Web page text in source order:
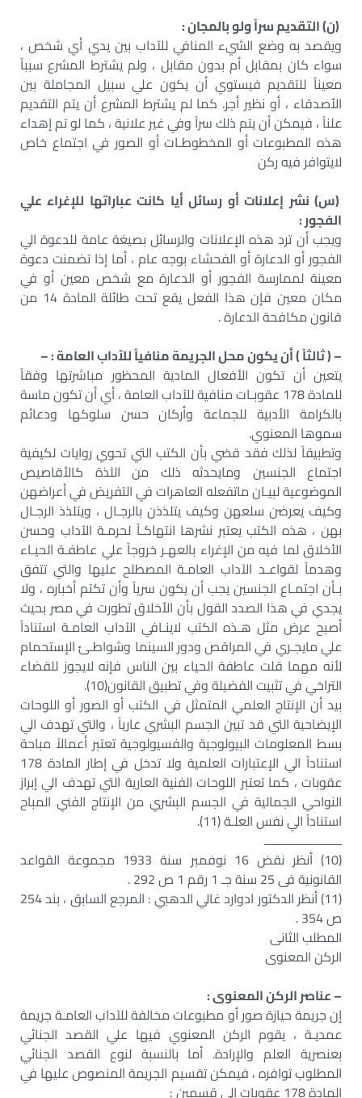
(ن) التقديم سراً ولو بالمجان :
ويقصد به وضع الشيء المنافي للآداب بين يدي أي شخص ،
سواء كان بمقابل أم بدون مقابل ، ولم يشترط المشرع سبباً
معيناً للتقديم فيستوي أن يكون علي سبيل المجاملة بين
الأصدقاء ، أو نظير أجر. كما لم يشترط المشرع أن يتم التقديم
علناً ، فيمكن أن يتم ذلك سراً وفي غير علانية ، كما لو تم إهداء
هذه المطبوعات أو المخطوطـات أو الصور في اجتماع خاص
لايتوافر فيه ركن
(س) نشر إعلانات أو رسائل أيا كانت عباراتها للإغراء علي
الفجور :
ويجب أن ترد هذه الإعلانات والرسائل بصيغة عامة للدعوة الي
الفجور أو الدعارة أو الفحشاء بوجه عام ، أما إذا تضمنت دعوة
معينة لممارسة الفجور أو الدعارة مع شخص معين أو في
مكان معين فإن هذا الفعل يقع تحت طائلة المادة 14 من
قانون مكافحة الدعارة .
– ( ثالثاً ) أن يكون محل الجريمة منافياً للآداب العامة : –
يتعين أن تكون الأفعال المادية المحظور مباشرتها وفقاً
للمادة 178 عقوبـات منافية للآداب العامة ، أي أن تكون ماسة
بالكرامة الأدبية للجماعة وأركان حسن سلوكها ودعائم
سموها المعنوي.
وتطبيقاً لذلك فقد قضي بأن الكتب التي تحوي روايات لكيفية
اجتماع الجنسين ومايحدثه ذلك من اللذة كالأقاصيص
الموضوعية لبيـان ماتفعله العاهرات في التفريض في أعراضهن
وكيف يعرضن سلعهن وكيف يتلذذن بالرجـال ، ويتلذذ الرجـال
بهن ، هذه الكتب يعتبر نشرها انتهاكـاً لحرمـة الآداب وحسن
الأخلاق لما فيه من الإغراء بالعهـر خروجاً علي عاطفـة الحيـاء
وهدماً لقواعـد الآداب العامـة المصطلح عليها والتي تتفق
بـأن اجتمـاع الجنسين يجب أن يكون سرياً وأن تكتم أخباره ، ولا
يجدي في هذا الصدد القول بأن الأخلاق تطورت في مصر بحيث
أصبح عرض مثل هـذه الكتب لاينـافي الآداب العامـة استناداً
علي مايجـري في المراقص ودور السينما وشواطـئ الإستحمام
لأنه مهما قلت عاطفة الحياء بين الناس فإنه لايجوز للقضاء
التراخي في تثبيت الفضيلة وفي تطبيق القانون(10).
بيد أن الإنتاج العلمي المتمثل في الكتب أو الصور أو اللوحات
الإيضاحية التي قد تبين الجسم البشري عارياً ، والتي تهدف الي
بسط المعلومات البيولوجية والفسيولوجية تعتبر أعمالاً مباحة
استناداً الي الإعتبارات العلمية ولا تدخل في إطار المادة 178
عقوبات ، كما تعتبر اللوحات الفنية العارية التي تهدف الي إبراز
النواحي الجمالية في الجسم البشري من الإنتاج الفني المباح
استناداً الي نفس العلـة (11).
ــــــــــــــــــــــــ
(10) أنظر نقض 16 نوفمبر سنة 1933 مجموعة القواعد
القانونية فى 25 سنة جـ 1 رقم 1 ص 292 .
(11) أنظر الدكتور ادوارد غالي الدهبي : المرجع السابق ، بند 254
ص 354 .
المطلب الثانى
الركن المعنوى
– عناصر الركن المعنوى :
إن جريمة حيازة صور أو مطبوعات مخالفة للآداب العامـة جريمة
عمديـة ، يقوم الركن المعنوي فيها علي القصد الجنائي
بعنصرية العلم والإرادة. أما بالنسبة لنوع القصد الجنائي
المطلوب توافره ، فيمكن تقسيم الجريمة المنصوص عليها في
المادة 178 عقوبات الي قسمين :